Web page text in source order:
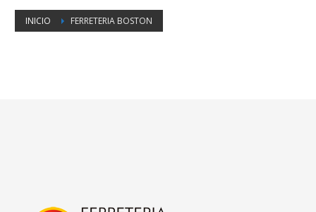
INICIO FERRETERIA BOSTON